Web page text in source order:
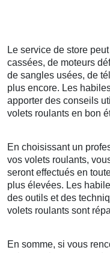
Le service de store
cassées, de moteurs
de sangles usées, de
plus encore. Les
apporter des conseils
volets roulants en bon
En choisissant un
vos volets roulants,
seront effectués en
plus élevées. Les
des outils et des
volets roulants sont
En somme, si vous